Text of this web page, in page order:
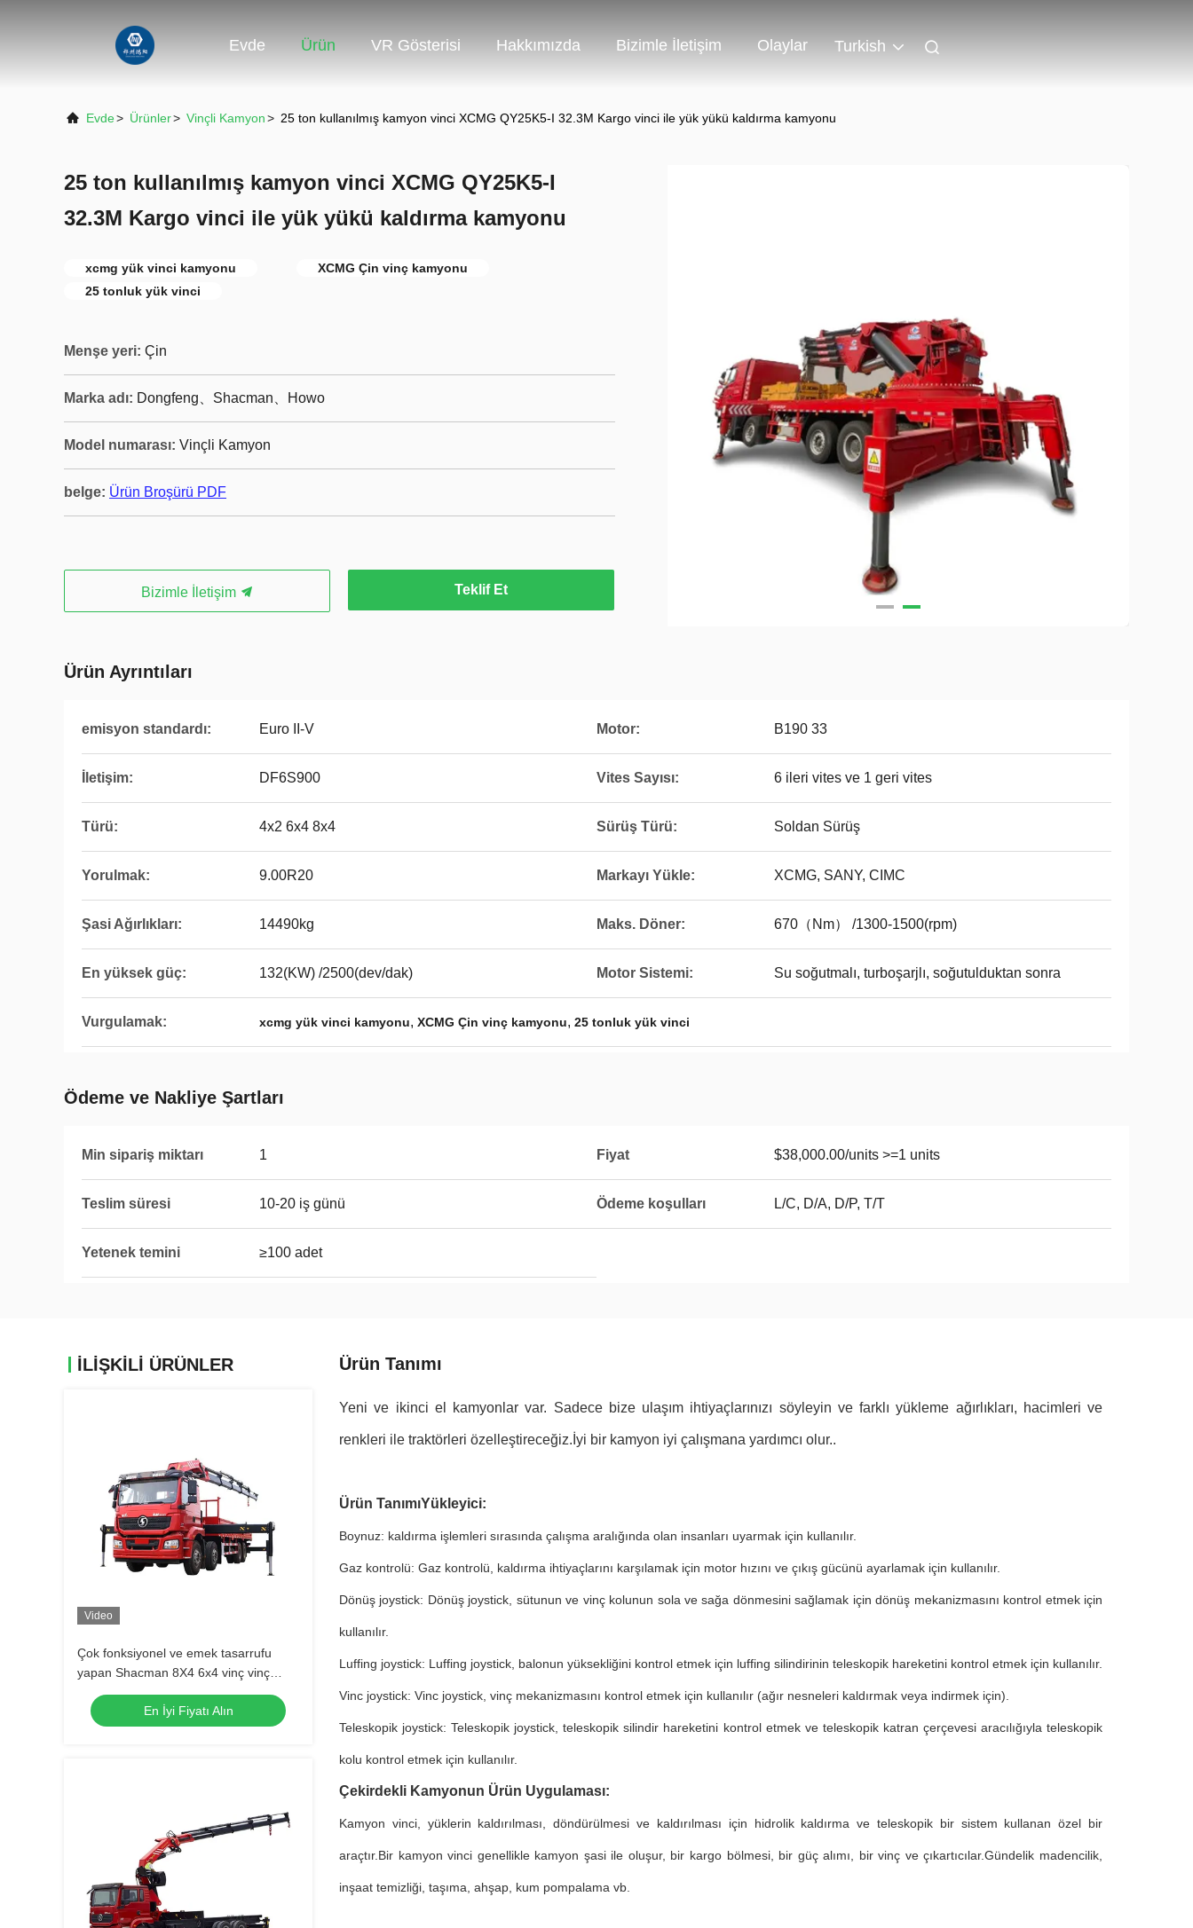
Evde Ürün VR Gösterisi Hakkımızda Bizimle İletişim Olaylar Turkish
Evde> Ürünler> Vinçli Kamyon> 25 ton kullanılmış kamyon vinci XCMG QY25K5-I 32.3M Kargo vinci ile yük yükü kaldırma kamyonu
25 ton kullanılmış kamyon vinci XCMG QY25K5-I
32.3M Kargo vinci ile yük yükü kaldırma kamyonu
xcmg yük vinci kamyonu
XCMG Çin vinç kamyonu
25 tonluk yük vinci
Menşe yeri: Çin
Marka adı: Dongfeng、Shacman、Howo
Model numarası: Vinçli Kamyon
belge: Ürün Broşürü PDF
Bizimle İletişim Teklif Et
Ürün Ayrıntıları
emisyon standardı: Euro II-V Motor: B190 33
İletişim: DF6S900 Vites Sayısı: 6 ileri vites ve 1 geri vites
Türü: 4x2 6x4 8x4 Sürüş Türü: Soldan Sürüş
Yorulmak: 9.00R20 Markayı Yükle: XCMG, SANY, CIMC
Şasi Ağırlıkları: 14490kg Maks. Döner: 670（Nm） /1300-1500(rpm)
En yüksek güç: 132(KW) /2500(dev/dak) Motor Sistemi: Su soğutmalı, turboşarjlı, soğutulduktan sonra
Vurgulamak: xcmg yük vinci kamyonu, XCMG Çin vinç kamyonu, 25 tonluk yük vinci
Ödeme ve Nakliye Şartları
Min sipariş miktarı 1 Fiyat $38,000.00/units >=1 units
Teslim süresi 10-20 iş günü Ödeme koşulları L/C, D/A, D/P, T/T
Yetenek temini ≥100 adet
İLIŞKILI ÜRÜNLER
Video
Çok fonksiyonel ve emek tasarrufu
yapan Shacman 8X4 6x4 vinç vinç
kamyon verimliliğini artırır ve alan
tasarrufu sağlarEn İyi Fiyatı Alın
Ürün Tanımı
Yeni ve ikinci el kamyonlar var. Sadece bize ulaşım ihtiyaçlarınızı söyleyin ve farklı yükleme ağırlıkları, hacimleri ve
renkleri ile traktörleri özelleştireceğiz.İyi bir kamyon iyi çalışmana yardımcı olur..
Ürün TanımıYükleyici:
Boynuz: kaldırma işlemleri sırasında çalışma aralığında olan insanları uyarmak için kullanılır.
Gaz kontrolü: Gaz kontrolü, kaldırma ihtiyaçlarını karşılamak için motor hızını ve çıkış gücünü ayarlamak için kullanılır.
Dönüş joystick: Dönüş joystick, sütunun ve vinç kolunun sola ve sağa dönmesini sağlamak için dönüş mekanizmasını kontrol etmek için
kullanılır.
Luffing joystick: Luffing joystick, balonun yüksekliğini kontrol etmek için luffing silindirinin teleskopik hareketini kontrol etmek için kullanılır.
Vinc joystick: Vinc joystick, vinç mekanizmasını kontrol etmek için kullanılır (ağır nesneleri kaldırmak veya indirmek için).
Teleskopik joystick: Teleskopik joystick, teleskopik silindir hareketini kontrol etmek ve teleskopik katran çerçevesi aracılığıyla teleskopik
kolu kontrol etmek için kullanılır.
Çekirdekli Kamyonun Ürün Uygulaması:
Kamyon vinci, yüklerin kaldırılması, döndürülmesi ve kaldırılması için hidrolik kaldırma ve teleskopik bir sistem kullanan özel bir
araçtır.Bir kamyon vinci genellikle kamyon şasi ile oluşur, bir kargo bölmesi, bir güç alımı, bir vinç ve çıkartıcılar.Gündelik madencilik,
inşaat temizliği, taşıma, ahşap, kum pompalama vb.